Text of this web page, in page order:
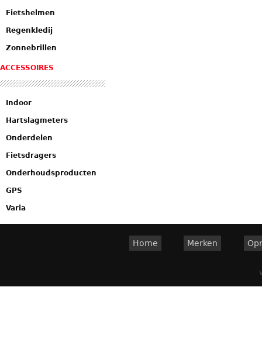
Fietshelmen
Regenkledij
Zonnebrillen
ACCESSOIRES
Indoor
Hartslagmeters
Onderdelen
Fietsdragers
Onderhoudsproducten
GPS
Varia
Home Merken